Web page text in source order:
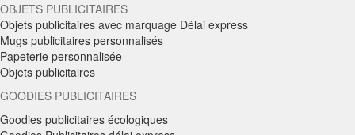
OBJETS PUBLICITAIRES
Objets publicitaires avec marquage Délai express
Mugs publicitaires personnalisés
Papeterie personnalisée
Objets publicitaires
GOODIES PUBLICITAIRES
Goodies publicitaires écologiques